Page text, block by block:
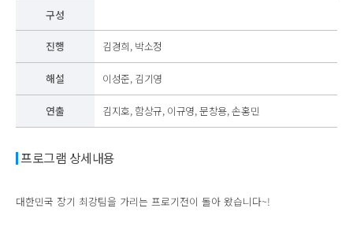
구성
진행 김경희, 박소정
해설 이성준, 김기영
연출 김지호, 함상규, 이규영, 문창용, 손홍민
프로그램 상세내용
대한민국 장기 최강팀을 가리는 프로기전이 돌아 왔습니다~!